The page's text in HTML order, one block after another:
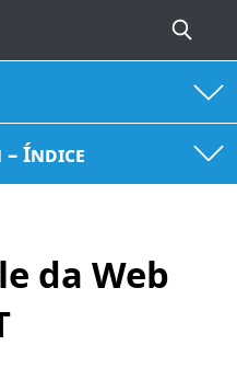
– Índice
da Web